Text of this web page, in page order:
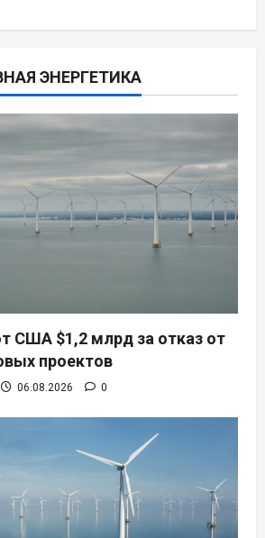
ЭНЕРГЕТИКА
США $1,2 млрд за отказ от
проектов
06.08.2026 0